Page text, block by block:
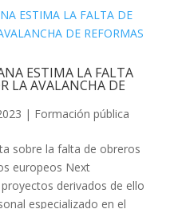
ESTIMA LA FALTA
LA AVALANCHA DE
| Formación pública
sobre la falta de obreros
europeos Next
derivados de ello
especializado en el